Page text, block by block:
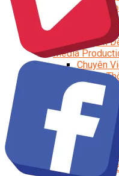
Adobe
Chuyên
Media
Chuyên
Truyền
Media
Nhiếp
Sản
Biên
Dựng
Sức Khỏe
Kỹ Thuật Viên
Chăm Sóc